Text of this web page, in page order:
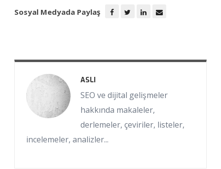
Sosyal Medyada Paylaş
ASLI
SEO ve dijital gelişmeler
hakkında makaleler,
derlemeler, çeviriler, listeler,
incelemeler, analizler...